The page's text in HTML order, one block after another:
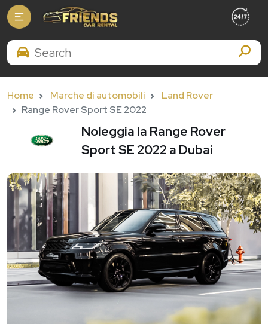
Search Brands
Home Marche di automobili
Land Rover
Range Rover Sport SE 2022
Noleggia la Range Rover
Sport SE 2022 a Dubai